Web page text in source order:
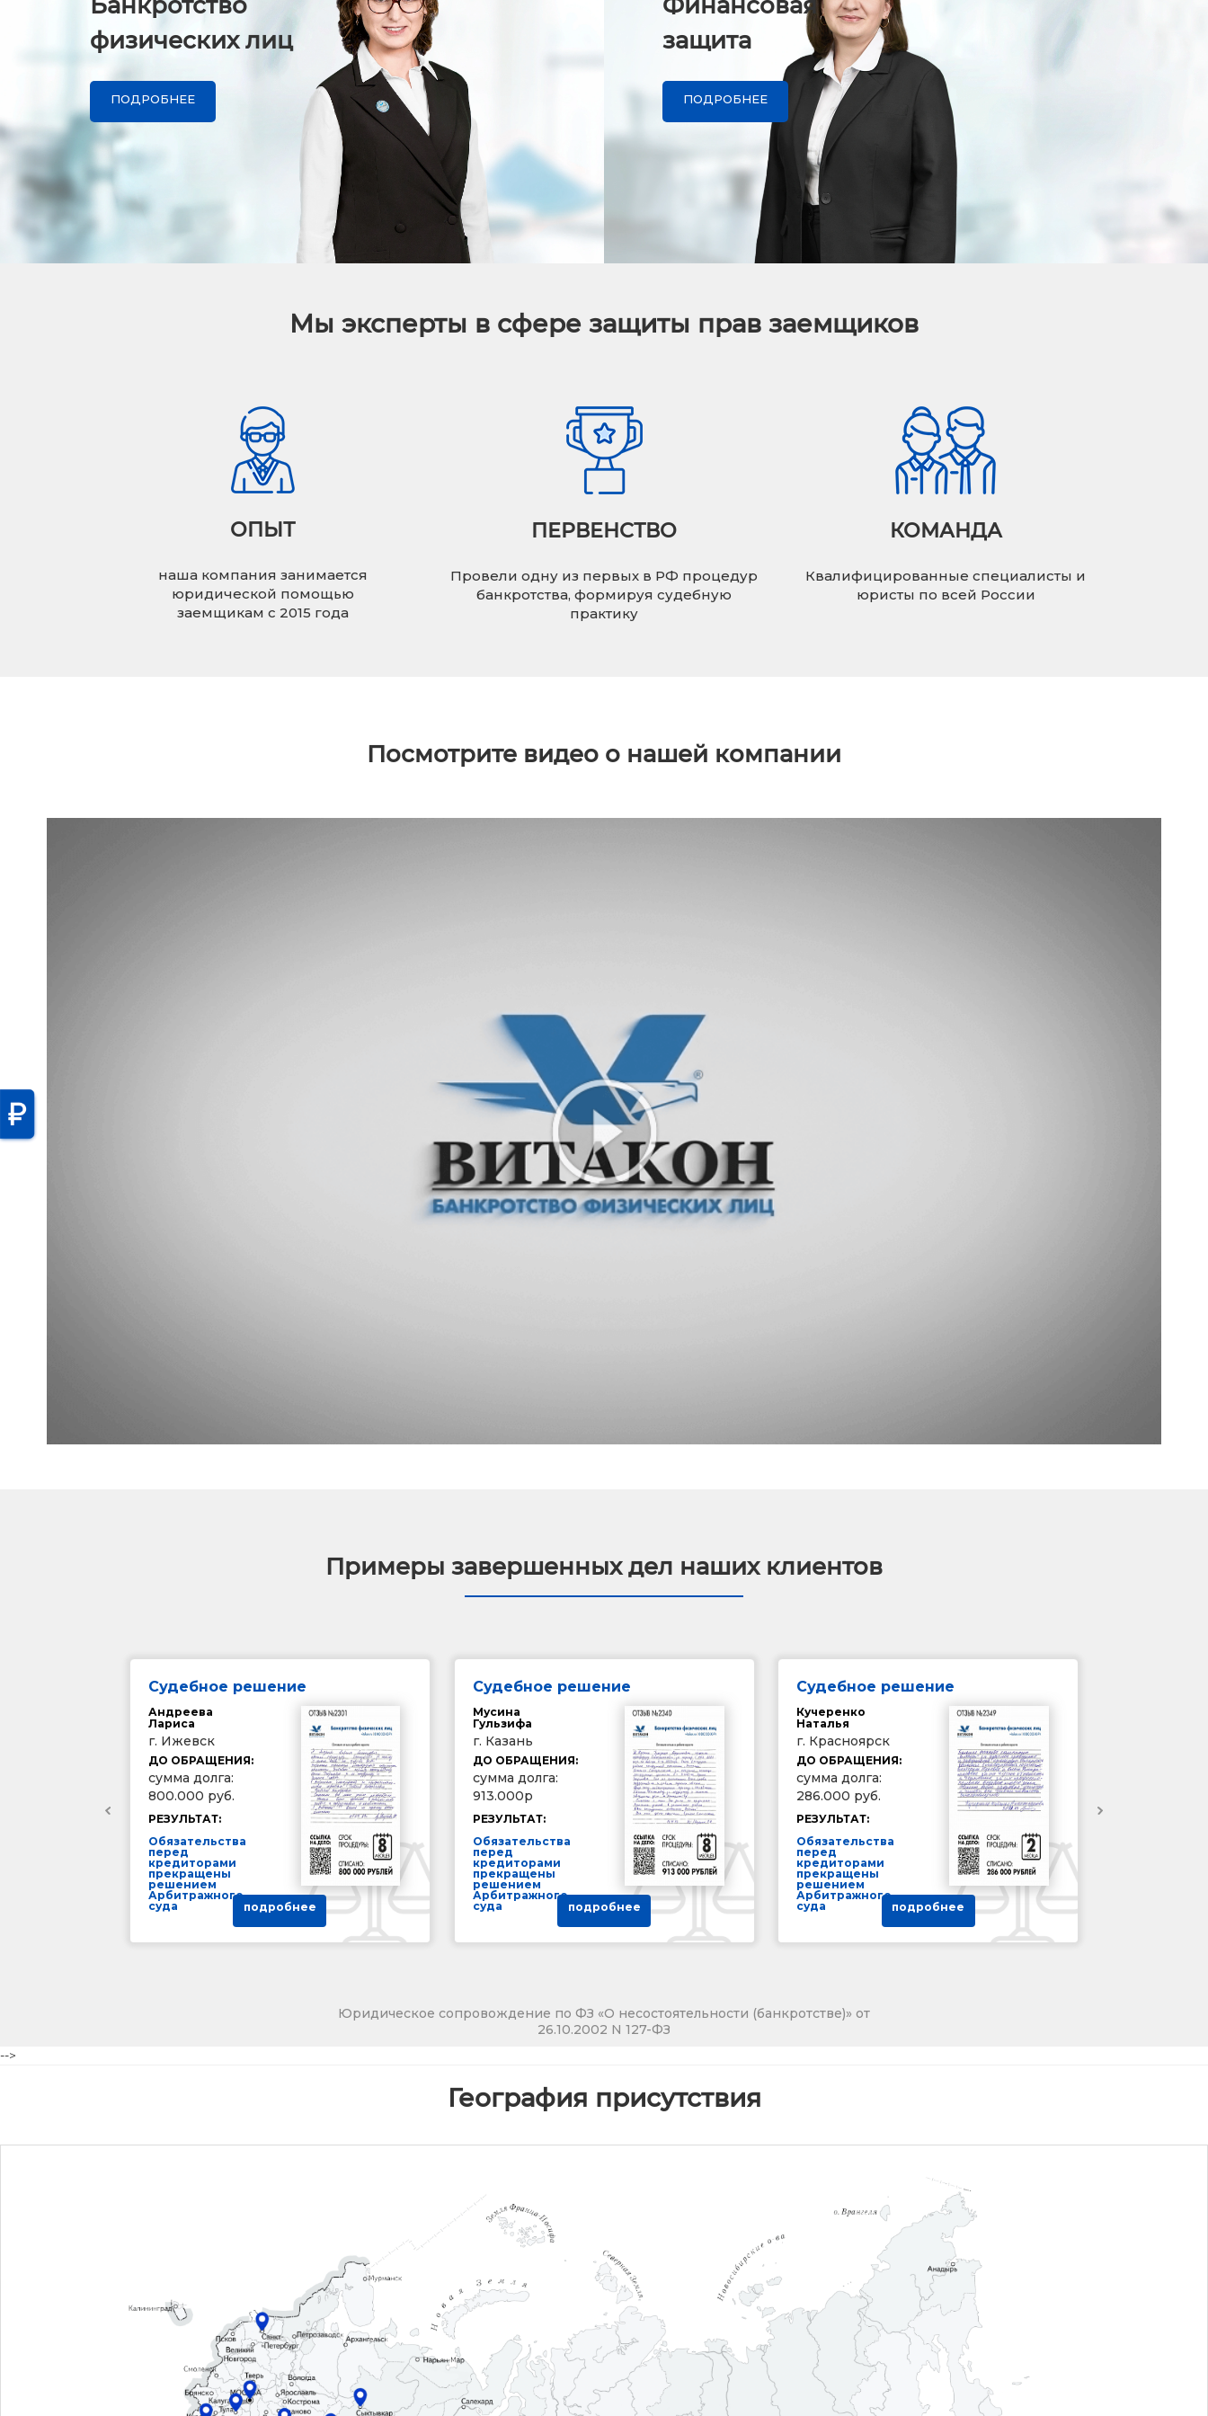
физических лиц
ПОДРОБНЕЕ
защита
ПОДРОБНЕЕ
Мы эксперты в сфере защиты прав заемщиков
ОПЫТ
наша компания занимается
юридической помощью
заемщикам с 2015 года
ПЕРВЕНСТВО
Провели одну из первых в РФ процедур
банкротства, формируя судебную
практику
КОМАНДА
Квалифицированные специалисты и
юристы по всей России
Посмотрите видео о нашей компании
Примеры завершенных дел наших клиентов
Судебное решение
Андреева
Лариса
г. Ижевск
ДО ОБРАЩЕНИЯ:
сумма долга:
800.000 руб.
РЕЗУЛЬТАТ:
Обязательства
перед
кредиторами
прекращены
решением
Арбитражного
суда
подробнее
Судебное решение
Мусина
Гульзифа
г. Казань
ДО ОБРАЩЕНИЯ:
сумма долга:
913.000р
РЕЗУЛЬТАТ:
Обязательства
перед
кредиторами
прекращены
решением
Арбитражного
суда
подробнее
Судебное решение
Кучеренко
Наталья
г. Красноярск
ДО ОБРАЩЕНИЯ:
сумма долга:
286.000 руб.
РЕЗУЛЬТАТ:
Обязательства
перед
кредиторами
прекращены
решением
Арбитражного
суда
подробнее
Юридическое сопровождение по ФЗ «О несостоятельности (банкротстве)» от
26.10.2002 N 127-ФЗ
-->
География присутствия